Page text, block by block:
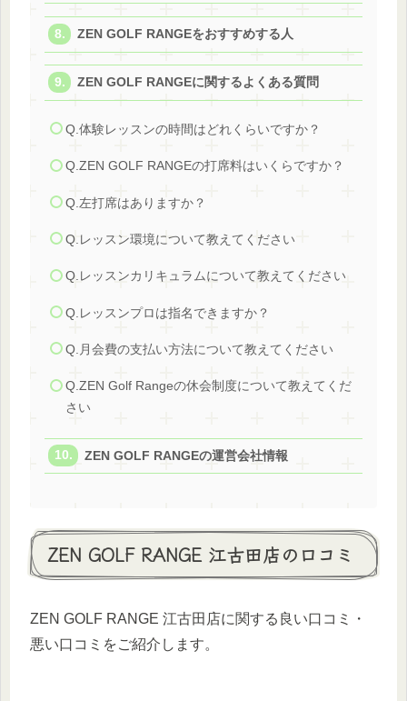
ZEN GOLF RANGEをおすすめする人
ZEN GOLF RANGEに関するよくある質問
Q.体験レッスンの時間はどれくらいですか？
Q.ZEN GOLF RANGEの打席料はいくらですか？
Q.左打席はありますか？
Q.レッスン環境について教えてください
Q.レッスンカリキュラムについて教えてください
Q.レッスンプロは指名できますか？
Q.月会費の支払い方法について教えてください
Q.ZEN Golf Rangeの休会制度について教えてくだ
さい
ZEN GOLF RANGEの運営会社情報
ZEN GOLF RANGE 江古田店の口コミ
ZEN GOLF RANGE 江古田店に関する良い口コミ・
悪い口コミをご紹介します。